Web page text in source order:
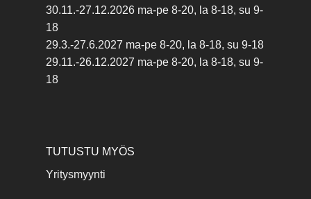
30.11.-27.12.2026 ma-pe 8-20, la 8-18, su 9-
18
29.3.-27.6.2027 ma-pe 8-20, la 8-18, su 9-18
29.11.-26.12.2027 ma-pe 8-20, la 8-18, su 9-
18
TUTUSTU MYÖS
Yritysmyynti